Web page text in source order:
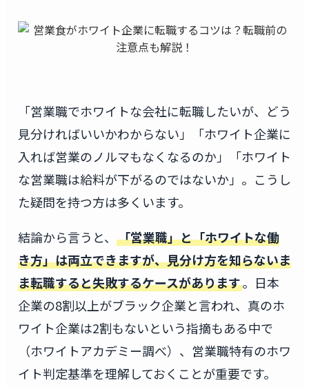
「営業職でホワイトな会社に転職したいが、どう
見分ければいいかわからない」「ホワイト企業に
入れば営業のノルマもなくなるのか」「ホワイト
な営業職は給料が下がるのではないか」。こうし
た疑問を持つ方は多くいます。
結論から言うと、 「営業職」と「ホワイトな働
き方」は両立できますが、見分け方を知らないま
ま転職すると失敗するケースがあります。日本
企業の8割以上がブラック企業と言われ、真のホ
ワイト企業は2割もないという指摘もある中で
（ホワイトアカデミー調べ）、営業職特有のホワ
イト判定基準を理解しておくことが重要です。